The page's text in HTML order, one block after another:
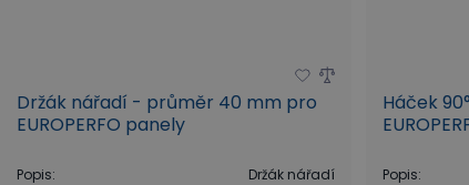
Držák nářadí - průměr 40 mm pro
EUROPERFO panely
Popis:
Držák nářadí
Háček
Popis: